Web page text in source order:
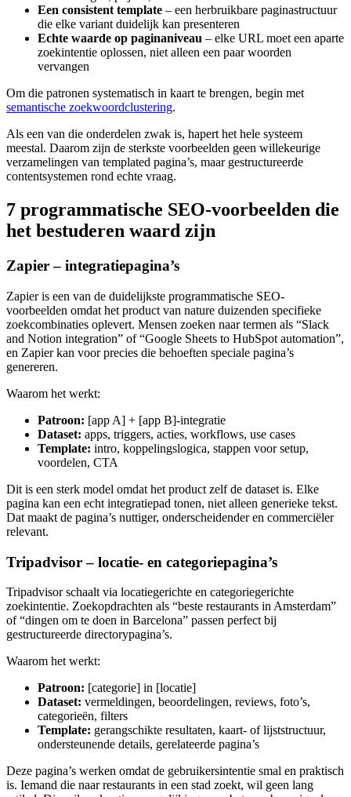
Een consistent template – een herbruikbare paginastructuur
die elke variant duidelijk kan presenteren
Echte waarde op paginaniveau – elke URL moet een aparte
zoekintentie oplossen, niet alleen een paar woorden
vervangen
Om die patronen systematisch in kaart te brengen, begin met
semantische zoekwoordclustering.
Als een van die onderdelen zwak is, hapert het hele systeem
meestal. Daarom zijn de sterkste voorbeelden geen willekeurige
verzamelingen van templated pagina’s, maar gestructureerde
content­systemen rond echte vraag.
7 programmatische SEO-voorbeelden die
het bestuderen waard zijn
Zapier – integratiepagina’s
Zapier is een van de duidelijkste programmatische SEO-
voorbeelden omdat het product van nature duizenden specifieke
zoekcombinaties oplevert. Mensen zoeken naar termen als “Slack
and Notion integration” of “Google Sheets to HubSpot automation”,
en Zapier kan voor precies die behoeften speciale pagina’s
genereren.
Waarom het werkt:
Patroon: [app A] + [app B]-integratie
Dataset: apps, triggers, acties, workflows, use cases
Template: intro, koppelingslogica, stappen voor setup,
voordelen, CTA
Dit is een sterk model omdat het product zelf de dataset is. Elke
pagina kan een echt integratiepad tonen, niet alleen generieke tekst.
Dat maakt de pagina’s nuttiger, onderscheidender en commerciëler
relevant.
Tripadvisor – locatie- en categoriepagina’s
Tripadvisor schaalt via locatiegerichte en categoriegerichte
zoekintentie. Zoekopdrachten als “beste restaurants in Amsterdam”
of “dingen om te doen in Barcelona” passen perfect bij
gestructureerde directorypagina’s.
Waarom het werkt:
Patroon: [categorie] in [locatie]
Dataset: vermeldingen, beoordelingen, reviews, foto’s,
categorieën, filters
Template: gerangschikte resultaten, kaart- of lijststructuur,
ondersteunende details, gerelateerde pagina’s
Deze pagina’s werken omdat de gebruikersintentie smal en praktisch
is. Iemand die naar restaurants in een stad zoekt, wil geen lang